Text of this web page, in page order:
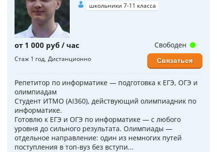
школьники 7-11 класса
от 1 000 руб / час
Стаж 1 год Дистанционно
Репетитор по информатике — подготовка к ЕГЭ, ОГЭ и
олимпиадам
Студент ИТМО (AI360), действующий олимпиадник по
информатике.
Готовлю к ЕГЭ и ОГЭ по информатике — с любого
уровня до сильного результата. Олимпиады —
отдельное направление: один из немногих путей
поступления в топ-вуз без вступи...
Свободен
Связаться